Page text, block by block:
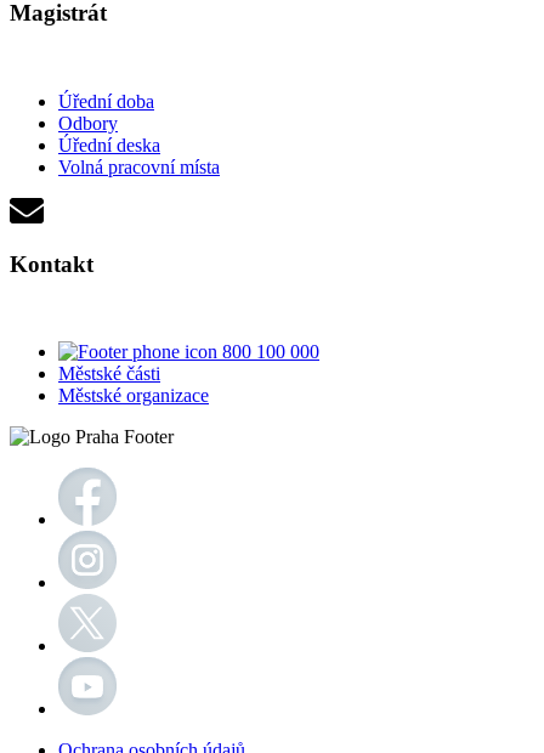
Magistrát
Úřední doba
Odbory
Úřední deska
Volná pracovní místa
Kontakt
800 100 000
Městské části
Městské organizace